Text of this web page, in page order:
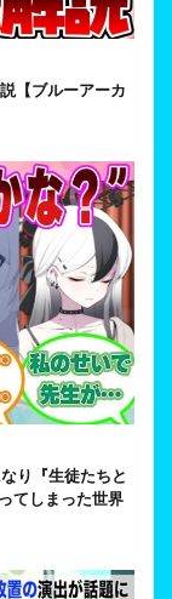
【ブルーアーカ
り『生徒たちと
てしまった世界